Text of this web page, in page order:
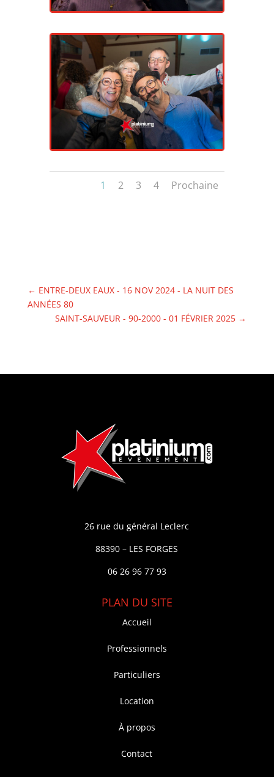
1 2 3 4 Prochaine
← ENTRE-DEUX EAUX - 16 NOV 2024 - LA NUIT DES
ANNÉES 80
SAINT-SAUVEUR - 90-2000 - 01 FÉVRIER 2025 →
26 rue du général Leclerc
88390 – LES FORGES
06 26 96 77 93
PLAN DU SITE
Accueil
Professionnels
Particuliers
Location
À propos
Contact